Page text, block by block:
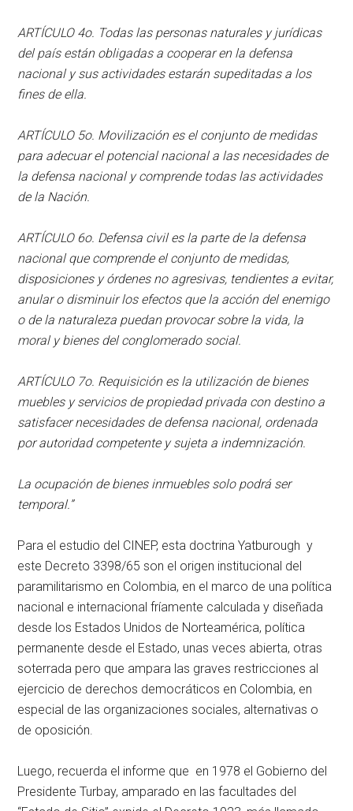
ARTÍCULO 4o. Todas las personas naturales y jurídicas
del país están obligadas a cooperar en la defensa
nacional y sus actividades estarán supeditadas a los
fines de ella.
ARTÍCULO 5o. Movilización es el conjunto de medidas
para adecuar el potencial nacional a las necesidades de
la defensa nacional y comprende todas las actividades
de la Nación.
ARTÍCULO 6o. Defensa civil es la parte de la defensa
nacional que comprende el conjunto de medidas,
disposiciones y órdenes no agresivas, tendientes a evitar,
anular o disminuir los efectos que la acción del enemigo
o de la naturaleza puedan provocar sobre la vida, la
moral y bienes del conglomerado social.
ARTÍCULO 7o. Requisición es la utilización de bienes
muebles y servicios de propiedad privada con destino a
satisfacer necesidades de defensa nacional, ordenada
por autoridad competente y sujeta a indemnización.
La ocupación de bienes inmuebles solo podrá ser
temporal.”
Para el estudio del CINEP, esta doctrina Yatburough y
este Decreto 3398/65 son el origen institucional del
paramilitarismo en Colombia, en el marco de una política
nacional e internacional fríamente calculada y diseñada
desde los Estados Unidos de Norteamérica, política
permanente desde el Estado, unas veces abierta, otras
soterrada pero que ampara las graves restricciones al
ejercicio de derechos democráticos en Colombia, en
especial de las organizaciones sociales, alternativas o
de oposición.
Luego, recuerda el informe que en 1978 el Gobierno del
Presidente Turbay, amparado en las facultades del